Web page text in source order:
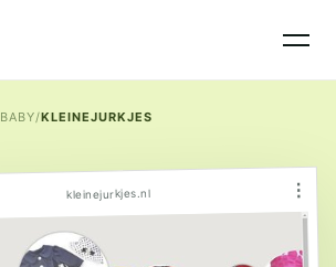
/KLEINEJURKJES
kleinejurkjes.nl ⋮